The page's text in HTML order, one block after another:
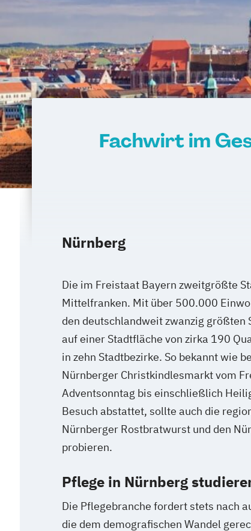
Fachwirt im
Nürnberg
Die im Freistaat Bayern zweitgrößte
Mittelfranken. Mit über 500.000
den deutschlandweit zwanzig größten
auf einer Stadtfläche von zirka 190
in zehn Stadtbezirke. So bekannt wie
Nürnberger Christkindlesmarkt vom
Adventsonntag bis einschließlich
Besuch abstattet, sollte auch die
Nürnberger Rostbratwurst und den
probieren.
Pflege in Nürnberg
Die Pflegebranche fordert stets nach
die dem demografischen Wandel